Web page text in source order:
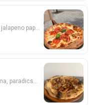
csípős-joghurtos alap, csípős szalámi, jalapeno paprika, mozzarella
csípős-joghurtos alap, borjú hús, hagyma, paradicsom, kukorica, jalapeno